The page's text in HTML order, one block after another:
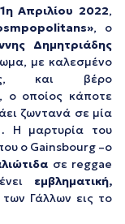
Απριλίου 2022,
, ο
Δημητριάδης
με καλεσμένο
και βέρο
, ο οποίος κάποτε
ζωντανά σε μία
Η μαρτυρία του
ο Gainsbourg –ο
σε reggae
εμβληματική,
Γάλλων εις το